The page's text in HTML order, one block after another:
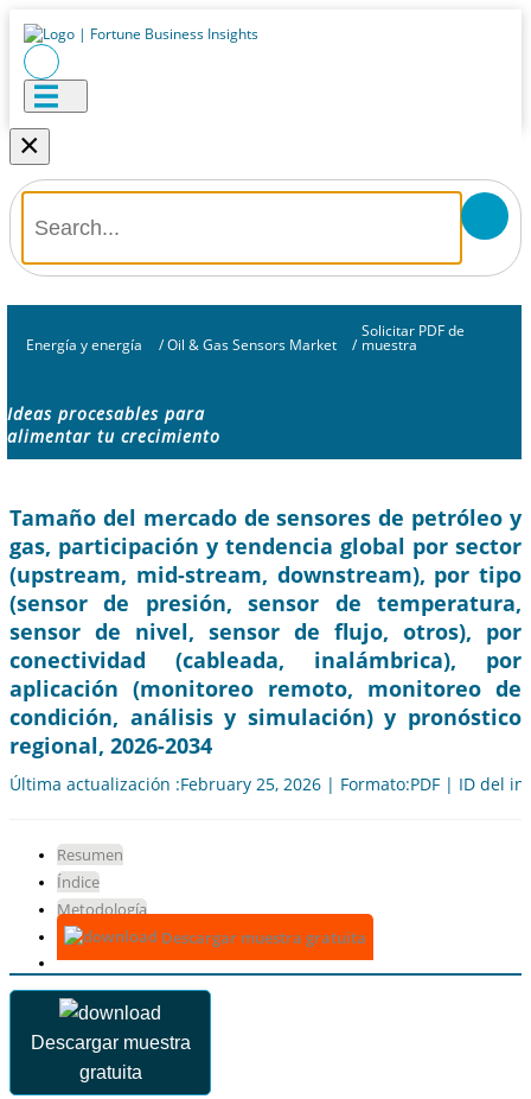
×
Energía y energía / Oil & Gas Sensors Market /
Solicitar PDF de
muestra
Ideas procesables para
alimentar tu crecimiento
Tamaño del mercado de sensores de petróleo y
gas, participación y tendencia global por sector
(upstream, mid-stream, downstream), por tipo
(sensor de presión, sensor de temperatura,
sensor de nivel, sensor de flujo, otros), por
conectividad (cableada, inalámbrica), por
aplicación (monitoreo remoto, monitoreo de
condición, análisis y simulación) y pronóstico
regional, 2026-2034
Última actualización :February 25, 2026 | Formato:PDF | ID del
Resumen
Índice
Metodología
Descargar muestra gratuita
Descargar muestra
gratuita